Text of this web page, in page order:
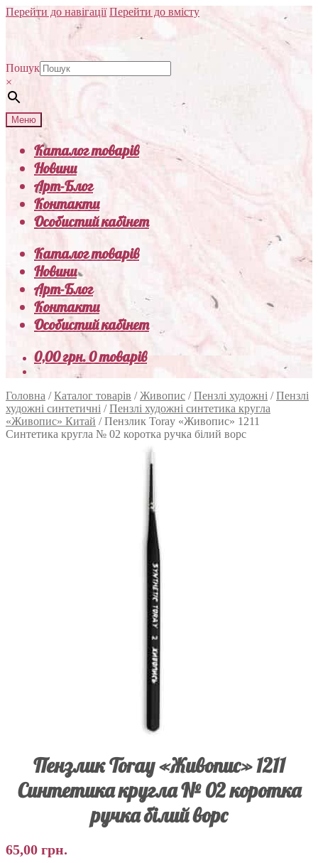
Перейти до навігації Перейти до вмісту
Пошук
×
Меню
Каталог товарів
Новини
Арт-Блог
Контакти
Особистий кабінет
Каталог товарів
Новини
Арт-Блог
Контакти
Особистий кабінет
0,00грн.0 товарів
Головна /Каталог товарів /Живопис /Пензлі художні /Пензлі
художні синтетичні /Пензлі художні синтетика кругла
«Живопис» Китай /Пензлик Toray «Живопис» 1211
Синтетика кругла № 02 коротка ручка білий ворс
Пензлик Toray «Живопис» 1211
Синтетика кругла № 02 коротка
ручка білий ворс
65,00 грн.